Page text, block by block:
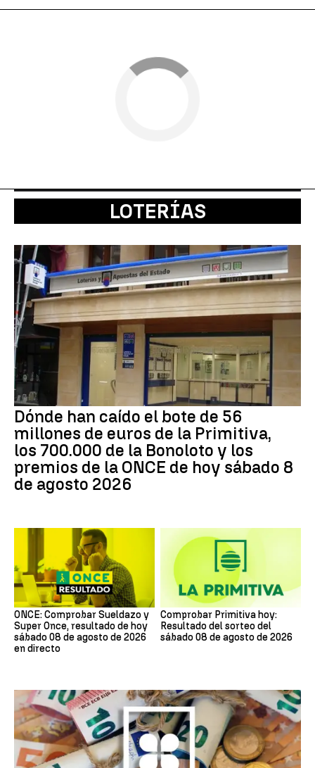
LOTERÍAS
Dónde han caído el bote de 56
millones de euros de la Primitiva,
los 700.000 de la Bonoloto y los
premios de la ONCE de hoy sábado 8
de agosto 2026
ONCE: Comprobar Sueldazo y
Super Once, resultado de hoy
sábado 08 de agosto de 2026
en directo
Comprobar Primitiva hoy:
Resultado del sorteo del
sábado 08 de agosto de 2026